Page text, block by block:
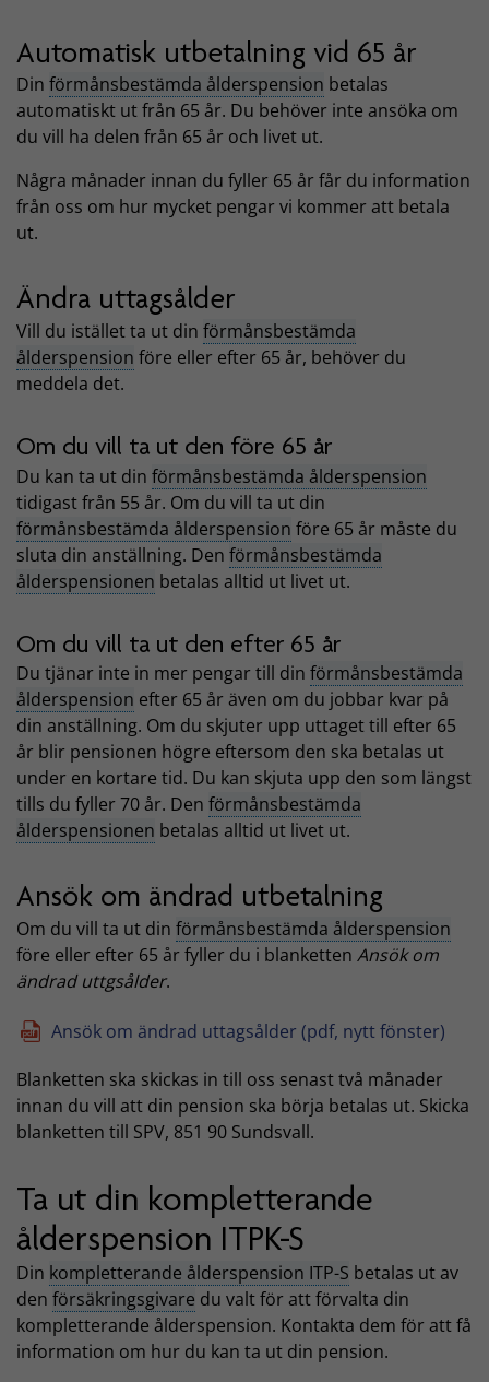
Automatisk utbetalning vid 65 år
Din förmånsbestämda ålderspension betalas
automatiskt ut från 65 år. Du behöver inte ansöka om
du vill ha delen från 65 år och livet ut.
Några månader innan du fyller 65 år får du information
från oss om hur mycket pengar vi kommer att betala
ut.
Ändra uttagsålder
Vill du istället ta ut din förmånsbestämda
ålderspension före eller efter 65 år, behöver du
meddela det.
Om du vill ta ut den före 65 år
Du kan ta ut din förmånsbestämda ålderspension
tidigast från 55 år. Om du vill ta ut din
förmånsbestämda ålderspension före 65 år måste du
sluta din anställning. Den förmånsbestämda
ålderspensionen betalas alltid ut livet ut.
Om du vill ta ut den efter 65 år
Du tjänar inte in mer pengar till din förmånsbestämda
ålderspension efter 65 år även om du jobbar kvar på
din anställning. Om du skjuter upp uttaget till efter 65
år blir pensionen högre eftersom den ska betalas ut
under en kortare tid. Du kan skjuta upp den som längst
tills du fyller 70 år. Den förmånsbestämda
ålderspensionen betalas alltid ut livet ut.
Ansök om ändrad utbetalning
Om du vill ta ut din förmånsbestämda ålderspension
före eller efter 65 år fyller du i blanketten Ansök om
ändrad uttgsålder.
Ansök om ändrad uttagsålder (pdf, nytt fönster)
Blanketten ska skickas in till oss senast två månader
innan du vill att din pension ska börja betalas ut. Skicka
blanketten till SPV, 851 90 Sundsvall.
Ta ut din kompletterande
ålderspension ITPK-S
Din kompletterande ålderspension ITP-S betalas ut av
den försäkringsgivare du valt för att förvalta din
kompletterande ålderspension. Kontakta dem för att få
information om hur du kan ta ut din pension.